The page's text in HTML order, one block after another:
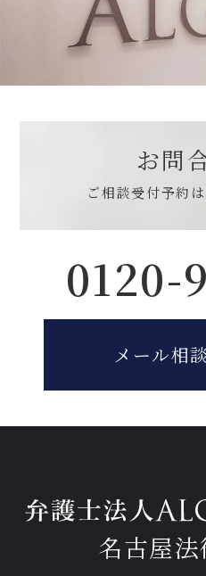
お問
ご相談受付予約は
0120-
メール相
名古屋